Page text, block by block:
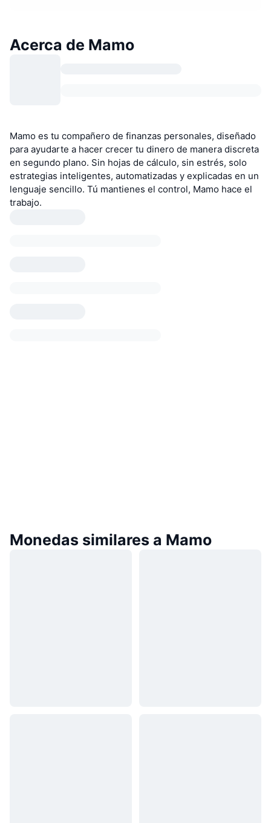
Acerca de Mamo
Mamo es tu compañero de finanzas personales, diseñado
para ayudarte a hacer crecer tu dinero de manera discreta
en segundo plano. Sin hojas de cálculo, sin estrés, solo
estrategias inteligentes, automatizadas y explicadas en un
lenguaje sencillo. Tú mantienes el control, Mamo hace el
trabajo.
Monedas similares a Mamo